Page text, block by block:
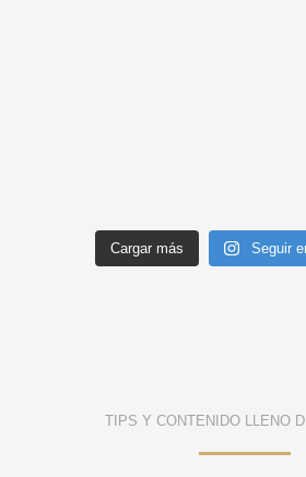
Cargar más Seguir
TIPS Y CONTENIDO LLENO